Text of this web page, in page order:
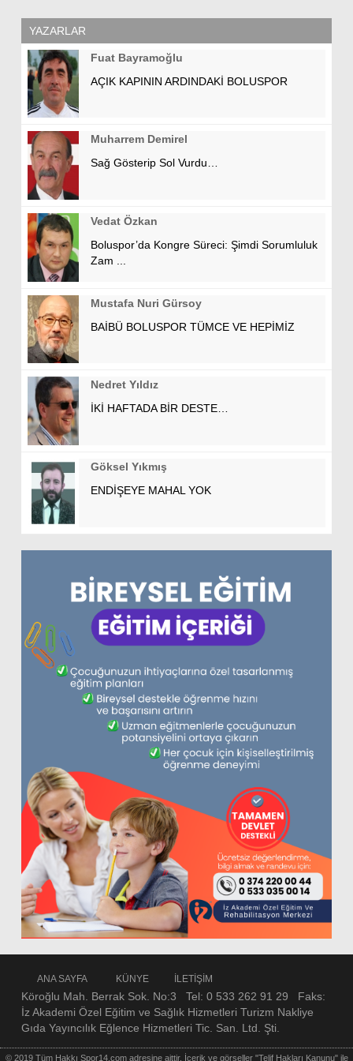
YAZARLAR
Fuat Bayramoğlu
AÇIK KAPININ ARDINDAKİ BOLUSPOR
Muharrem Demirel
Sağ Gösterip Sol Vurdu…
Vedat Özkan
Boluspor’da Kongre Süreci: Şimdi Sorumluluk
Zam ...
Mustafa Nuri Gürsoy
BAİBÜ BOLUSPOR TÜMCE VE HEPİMİZ
Nedret Yıldız
İKİ HAFTADA BİR DESTE…
Göksel Yıkmış
ENDİŞEYE MAHAL YOK
ANA SAYFA KÜNYE İLETİŞİM
Köroğlu Mah. Berrak Sok. No:3 Tel: 0 533 262 91 29 Faks:
İz Akademi Özel Eğitim ve Sağlık Hizmetleri Turizm Nakliye
Gıda Yayıncılık Eğlence Hizmetleri Tic. San. Ltd. Şti.
© 2019 Tüm Hakkı Spor14.com adresine aittir. İçerik ve görseller "Telif Hakları Kanunu" ile